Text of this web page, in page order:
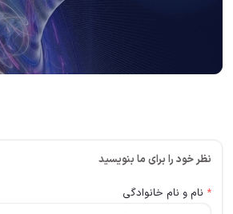
نظر خود را برای ما بنویسید
* نام و نام خانوادگی